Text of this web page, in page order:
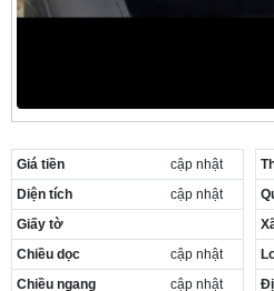
Giá tiền
cập nhật
Diện tích
cập nhật
Giấy tờ
Chiều dọc
cập nhật
Chiều ngang
cập nhật